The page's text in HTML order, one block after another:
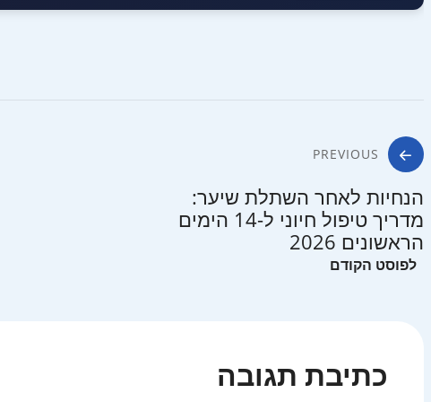
ניווט
PREVIOUS
הנחיות לאחר השתלת שיער:
מדריך טיפול חיוני ל-14 הימים
הראשונים 2026
כתיבת תגובה